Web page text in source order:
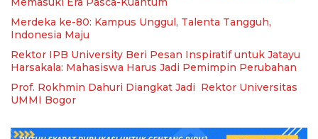
Merdeka ke-80: Kampus Unggul, Talenta Tangguh,
Indonesia Maju
Rektor IPB University Beri Pesan Inspiratif untuk Jatayu
Harsakala: Mahasiswa Harus Jadi Pemimpin Perubahan
Prof. Rokhmin Dahuri Diangkat Jadi Rektor Universitas
UMMI Bogor